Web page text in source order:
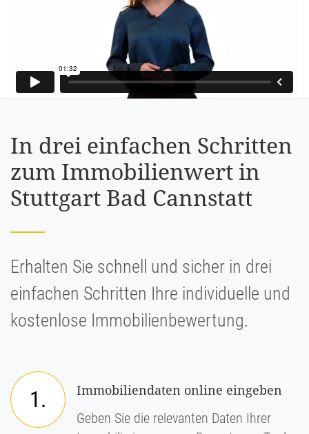
In drei einfachen Schritten
zum Immobilienwert in
Stuttgart Bad Cannstatt
Erhalten Sie schnell und sicher in drei
einfachen Schritten Ihre individuelle und
kostenlose Immobilienbewertung.
1.
Immobiliendaten online eingeben
Geben Sie die relevanten Daten Ihrer